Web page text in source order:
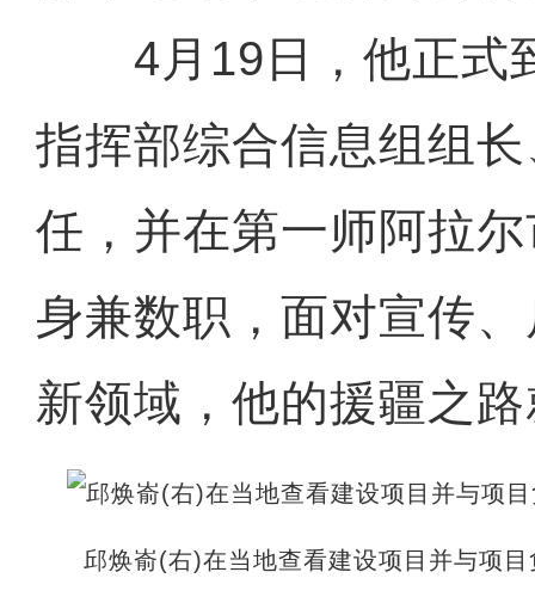
4月19日，他正式
指挥部综合信息组组
任，并在第一师阿拉
身兼数职，面对宣传
新领域，他的援疆之
邱焕嵛(右)在当地查看建设项目并与项